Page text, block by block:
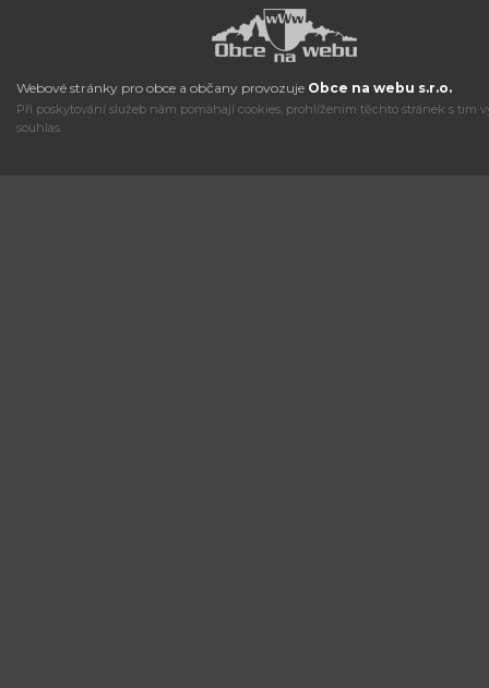
Webové stránky pro obce a občany provozuje Obce na webu s.r.o.
Při poskytování služeb nám pomáhají cookies, prohlížením těchto stránek s tím
souhlas.